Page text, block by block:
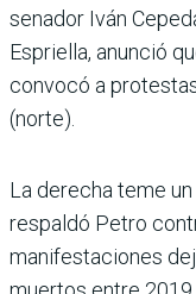
senador Iván
Espriella, anunció
convocó a
(norte).
La derecha teme
respaldó Petro
manifestaciones